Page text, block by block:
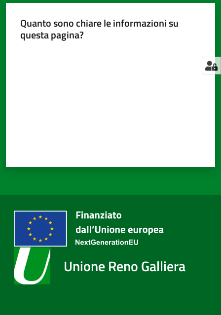
Seguici
Quanto sono chiare le informazioni su
questa pagina?
Unione Reno Galliera